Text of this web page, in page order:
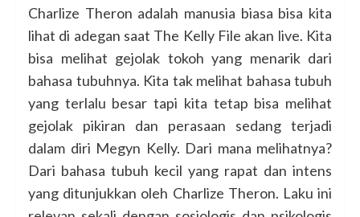
Charlize Theron adalah manusia biasa bisa kita
lihat di adegan saat The Kelly File akan live. Kita
bisa melihat gejolak tokoh yang menarik dari
bahasa tubuhnya. Kita tak melihat bahasa tubuh
yang terlalu besar tapi kita tetap bisa melihat
gejolak pikiran dan perasaan sedang terjadi
dalam diri Megyn Kelly. Dari mana melihatnya?
Dari bahasa tubuh kecil yang rapat dan intens
yang ditunjukkan oleh Charlize Theron. Laku ini